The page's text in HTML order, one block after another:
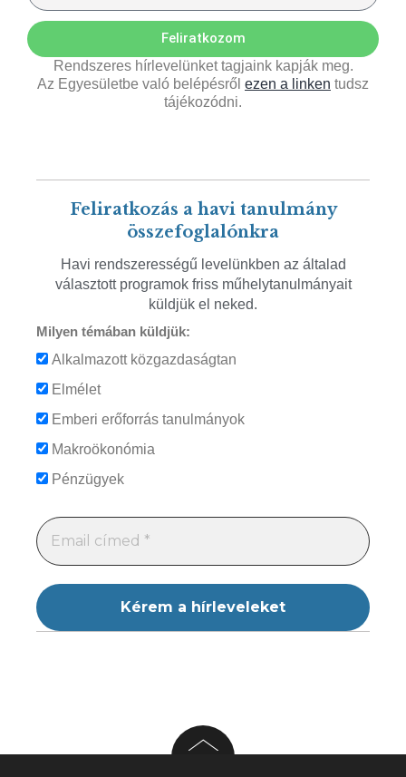
Feliratkozom
Rendszeres hírlevelünket tagjaink kapják meg.
Az Egyesületbe való belépésről ezen a linken tudsz
tájékozódni.
Feliratkozás a havi tanulmány
összefoglalónkra
Havi rendszerességű levelünkben az általad
választott programok friss műhelytanulmányait
küldjük el neked.
Milyen témában küldjük:
Alkalmazott közgazdaságtan
Elmélet
Emberi erőforrás tanulmányok
Makroökonómia
Pénzügyek